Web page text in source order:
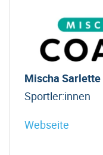
Mischa Sarlette
Sportler:innen
Webseite